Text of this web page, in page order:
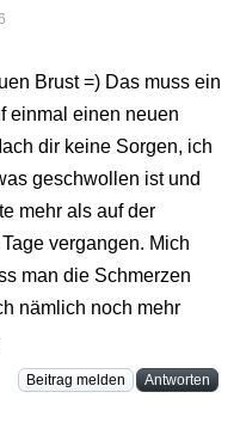
Brust =) Das muss ein
einmal einen neuen
dir keine Sorgen, ich
geschwollen ist und
mehr als auf der
vergangen. Mich
man die Schmerzen
nämlich noch mehr
Beitrag melden Antworten